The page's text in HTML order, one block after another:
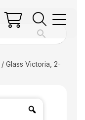
/ Glass Victoria, 2-